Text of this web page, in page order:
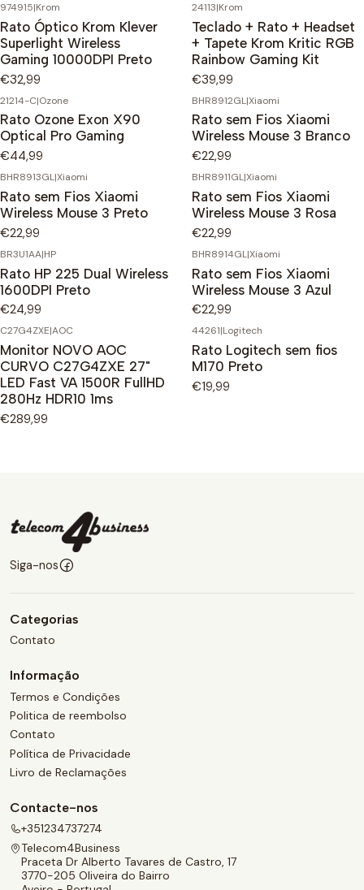
974915|Krom
Rato Óptico Krom Klever
Superlight Wireless
Gaming 10000DPI Preto
€32,99
24113|Krom
Teclado + Rato + Headset
+ Tapete Krom Kritic RGB
Rainbow Gaming Kit
€39,99
21214-C|Ozone
Rato Ozone Exon X90
Optical Pro Gaming
€44,99
BHR8912GL|Xiaomi
Rato sem Fios Xiaomi
Wireless Mouse 3 Branco
€22,99
BHR8913GL|Xiaomi
Rato sem Fios Xiaomi
Wireless Mouse 3 Preto
€22,99
BHR8911GL|Xiaomi
Rato sem Fios Xiaomi
Wireless Mouse 3 Rosa
€22,99
BR3U1AA|HP
Rato HP 225 Dual Wireless
1600DPI Preto
€24,99
BHR8914GL|Xiaomi
Rato sem Fios Xiaomi
Wireless Mouse 3 Azul
€22,99
C27G4ZXE|AOC
Monitor NOVO AOC
CURVO C27G4ZXE 27"
LED Fast VA 1500R FullHD
280Hz HDR10 1ms
€289,99
44261|Logitech
Rato Logitech sem fios
M170 Preto
€19,99
Siga-nos
Categorias
Contato
Informação
Termos e Condições
Politica de reembolso
Contato
Política de Privacidade
Livro de Reclamações
Contacte-nos
+351234737274
Telecom4Business
Praceta Dr Alberto Tavares de Castro, 17
3770-205 Oliveira do Bairro